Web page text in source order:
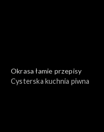
Okrasa łamie przepisy
Cysterska kuchnia piwna